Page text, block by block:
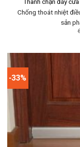
Chống thoát nhiệt
sản
-33%